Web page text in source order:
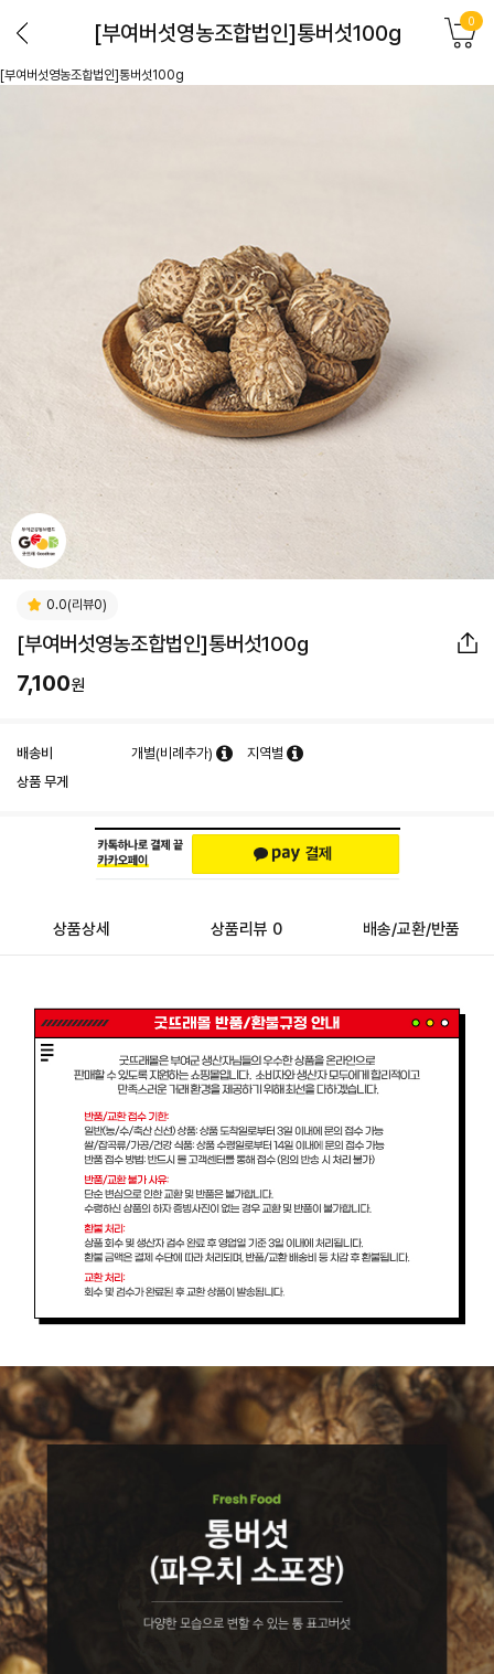
[부여버섯영농조합법인]통버섯100g 0
[부여버섯영농조합법인]통버섯100g
0.0(리뷰0)
[부여버섯영농조합법인]통버섯100g
7,100원
배송비 개별(비례추가)
지역별
상품 무게
상품상세 상품리뷰 0 배송/교환/반품